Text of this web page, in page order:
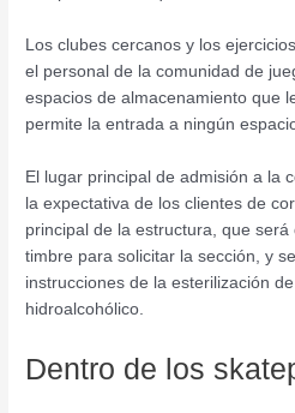
Los clubes cercanos y los
el personal de la comunidad de
espacios de almacenamiento que
permite la entrada a ningún
El lugar principal de admisión a la
la expectativa de los clientes de
principal de la estructura, que
timbre para solicitar la sección, y
instrucciones de la esterilización
hidroalcohólico.
Dentro de los